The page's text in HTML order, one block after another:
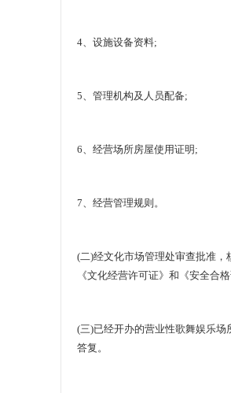
4、设施设备资料;
5、管理机构及人员配备;
6、经营场所房屋使用证明;
7、经营管理规则。
(二)经文化市场管理处审查批准
《文化经营许可证》和《安全合
(三)已经开办的营业性歌舞娱乐
答复。